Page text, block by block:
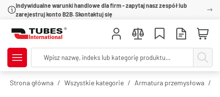
Indywidualne warunki handlowe dla firm - zapytaj nasz zespół lub
zarejestruj konto B2B. Skontaktuj się
Strona główna Wszystkie kategorie Armatura przemysłowa